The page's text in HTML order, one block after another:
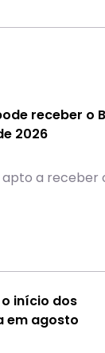
receber o
2026
apto a receber
início dos
em agosto